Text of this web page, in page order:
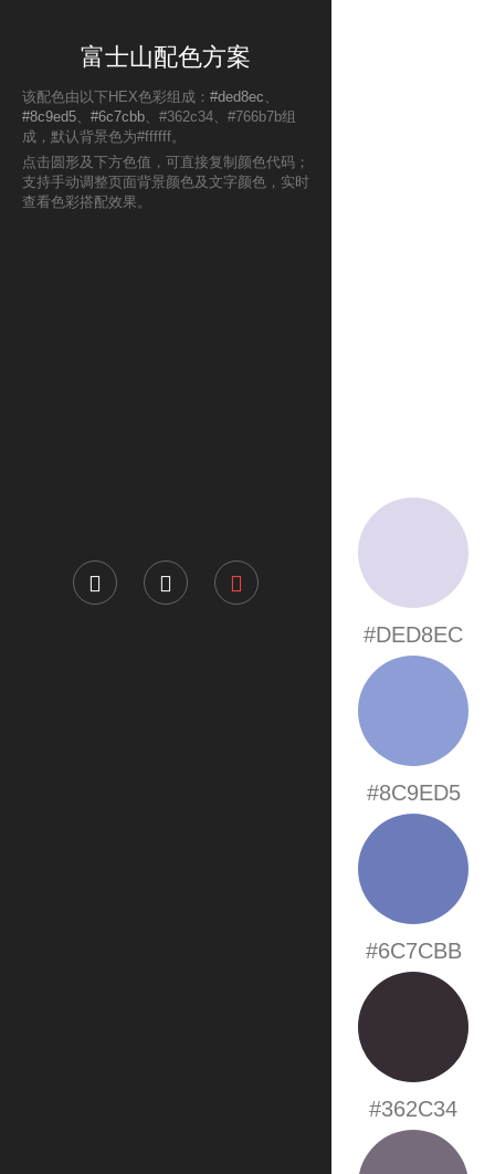
富士山配色方案
该配色由以下HEX色彩组成： #ded8ec 、
#8c9ed5、 #6c7cbb、#362c34、#766b7b组
成，默认背景色为#ffffff。
点击圆形及下方色值，可直接复制颜色代码；
支持手动调整页面背景颜色及文字颜色，实时
查看色彩搭配效果。
#DED8EC
#8C9ED5
#6C7CBB
#362C34